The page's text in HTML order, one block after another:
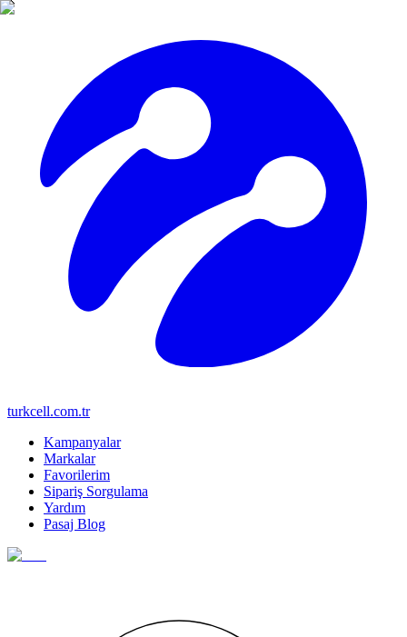
turkcell.com.tr
Kampanyalar
Markalar
Favorilerim
Sipariş Sorgulama
Yardım
Pasaj Blog